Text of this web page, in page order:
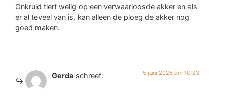
Onkruid tiert welig op een verwaarloosde akker en als
er al teveel van is, kan alleen de ploeg de akker nog
goed maken.
Gerda schreef: 5 juni 2026 om 10:23